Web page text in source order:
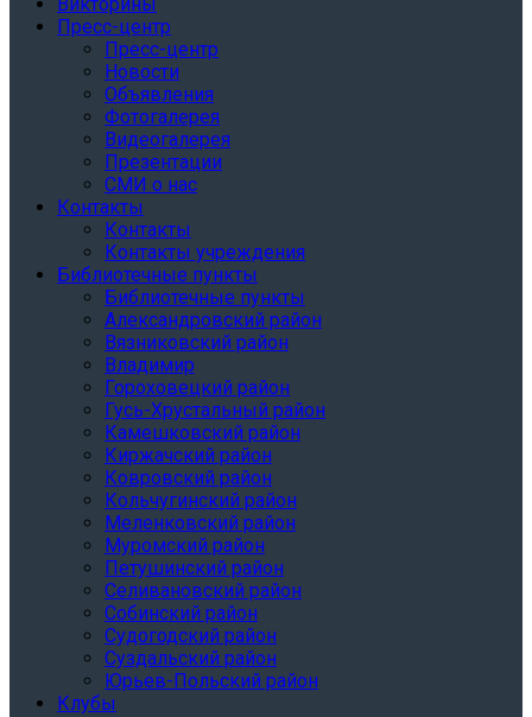
Викторины
Пресс-центр
Пресс-центр
Новости
Объявления
Фотогалерея
Видеогалерея
Презентации
СМИ о нас
Контакты
Контакты
Контакты учреждения
Библиотечные пункты
Библиотечные пункты
Александровский район
Вязниковский район
Владимир
Гороховецкий район
Гусь-Хрустальный район
Камешковский район
Киржачский район
Ковровский район
Кольчугинский район
Меленковский район
Муромский район
Петушинский район
Селивановский район
Собинский район
Судогодский район
Суздальский район
Юрьев-Польский район
Клубы